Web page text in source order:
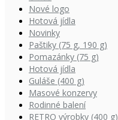
Nové logo
Hotová jídla
Novinky
Paštiky (75 g, 190 g)
Pomazánky (75 g)
Hotová jídla
Guláše (400 g)
Masové konzervy
Rodinné balení
RETRO výrobky (400 g)